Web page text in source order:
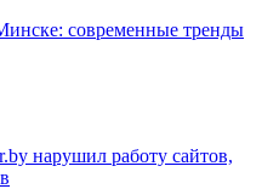
современные тренды
нарушил работу сайтов,